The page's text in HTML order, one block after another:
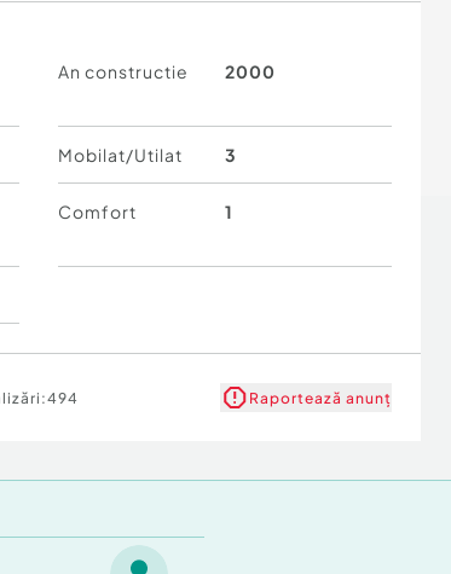
An constructie 2000
Mobilat/Utilat 3
Comfort 1
494 Raportează anunț